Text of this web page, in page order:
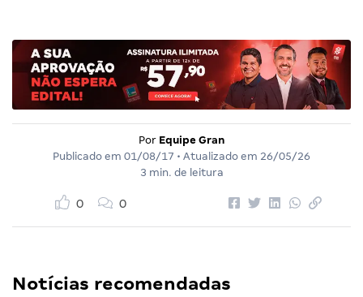
Por Equipe Gran
Publicado em 01/08/17 • Atualizado em 26/05/26
3 min. de leitura
0 0
Notícias recomendadas